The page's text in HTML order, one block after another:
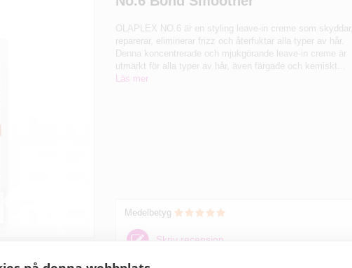
OLAPLEX NO.6 är en styling leave-in creme som skyddar,
reparerar, eliminerar frizz och återfuktar alla typer av hår.
Denna koncentrerade och mjukgörande leave-in creme är
utmärkt för alla typer av hår, även färgade och kemiskt...
Läs mer
Medelbetyg
Skriv recension